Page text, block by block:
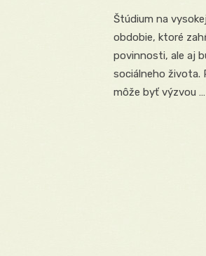
Štúdium na
obdobie, ktoré
povinnosti, ale aj
sociálneho života.
môže byť výzvou …